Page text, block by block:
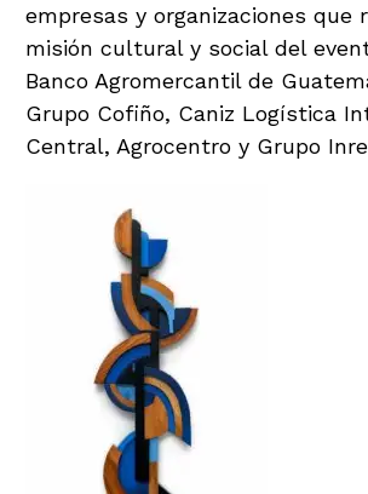
empresas y organizaciones que
misión cultural y social del
Banco Agromercantil de
Grupo Cofiño, Caniz Logística
Central, Agrocentro y Grupo